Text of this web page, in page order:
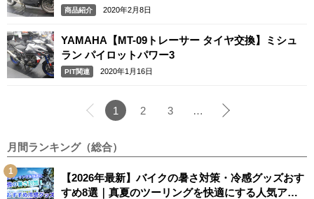
商品紹介 2020年2月8日
YAMAHA【MT-09トレーサー タイヤ交換】ミシュ
ラン パイロットパワー3
PIT関連 2020年1月16日
1 2 3 …
月間ランキング（総合）
【2026年最新】バイクの暑さ対策・冷感グッズおす
すめ8選｜真夏のツーリングを快適にする人気アイ